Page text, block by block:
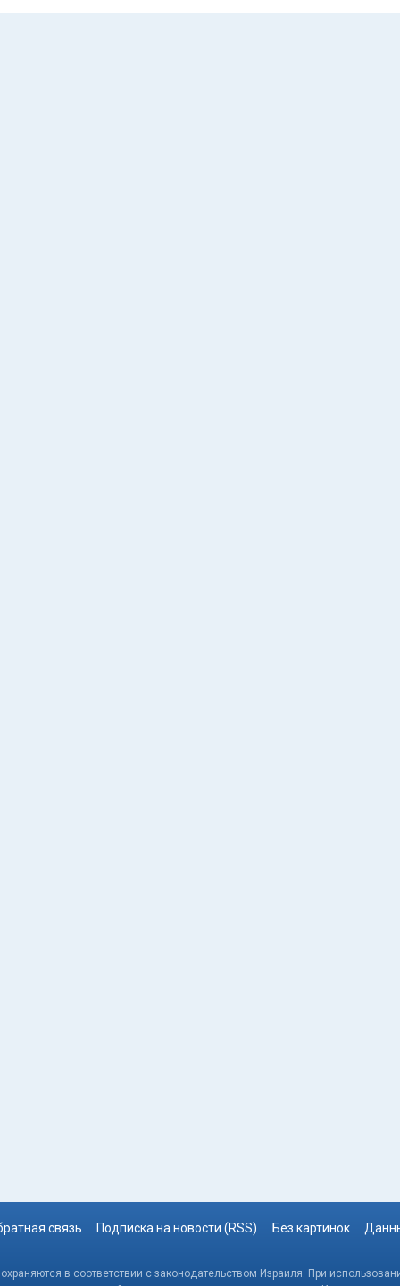
связь Подписка на новости (RSS) Без картинок
в соответствии с законодательством Израиля. При